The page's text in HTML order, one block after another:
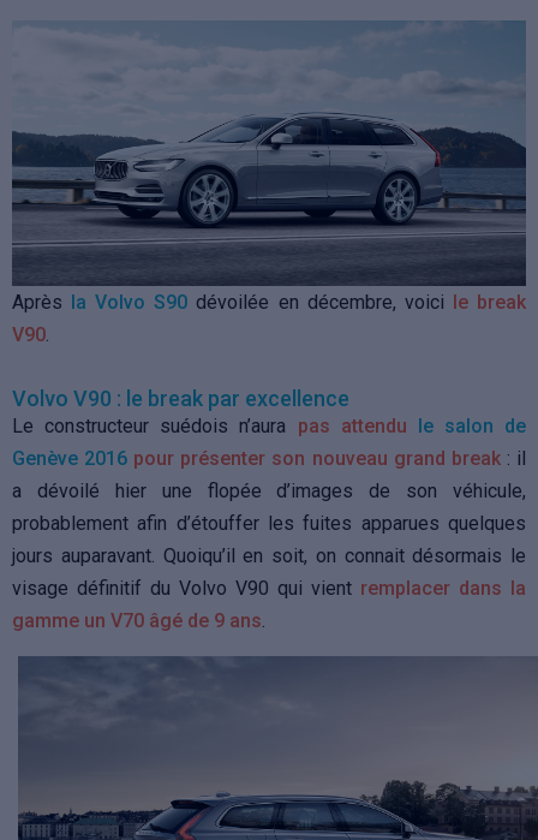
Après la Volvo S90 dévoilée en décembre, voici le break
V90
Volvo V90 : le break par excellence
Le constructeur suédois n’aura pas attendu le salon de
Genève 2016 pour présenter son nouveau grand break: il
a dévoilé hier une flopée d’images de son véhicule,
probablement afin d’étouffer les fuites apparues quelques
jours auparavant. Quoiqu’il en soit, on connait désormais le
visage définitif du Volvo V90 qui vient remplacer dans la
gamme un V70 âgé de 9 ans